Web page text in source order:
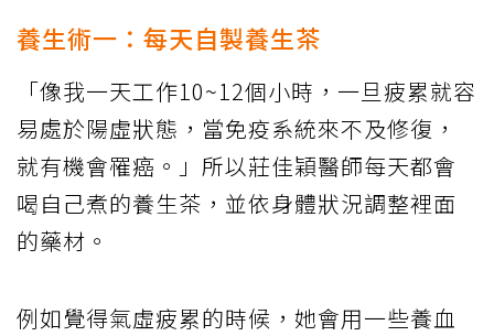
養生術一：每天自製養生茶
「像我一天工作10~12個小時，一旦疲累就容
易處於陽虛狀態，當免疫系統來不及修復，
就有機會罹癌。」所以莊佳穎醫師每天都會
喝自己煮的養生茶，並依身體狀況調整裡面
的藥材。
例如覺得氣虛疲累的時候，她會用一些養血